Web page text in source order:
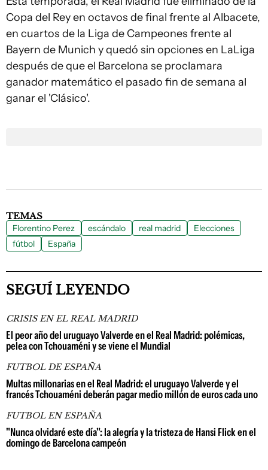
Copa del Rey en octavos de final frente al Albacete,
en cuartos de la Liga de Campeones frente al
Bayern de Munich y quedó sin opciones en LaLiga
después de que el Barcelona se proclamara
ganador matemático el pasado fin de semana al
ganar el 'Clásico'.
TEMAS
Florentino Perez escándalo real madrid
Elecciones
fútbol
España
SEGUÍ LEYENDO
CRISIS EN EL REAL MADRID
El peor año del uruguayo Valverde en el Real Madrid: polémicas,
pelea con Tchouaméni y se viene el Mundial
FUTBOL DE ESPAÑA
Multas millonarias en el Real Madrid: el uruguayo Valverde y el
francés Tchouaméni deberán pagar medio millón de euros cada uno
FUTBOL EN ESPAÑA
"Nunca olvidaré este día": la alegría y la tristeza de Hansi Flick en el
domingo de Barcelona campeón